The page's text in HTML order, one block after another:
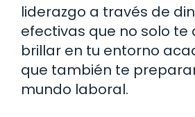
liderazgo a través de
efectivas que no solo te
brillar en tu entorno
que también te
mundo laboral.